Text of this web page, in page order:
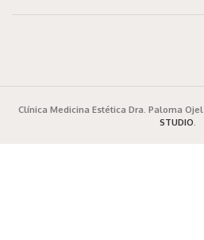
Clínica Medicina Estética Dra. Paloma Ojel
STUDIO.